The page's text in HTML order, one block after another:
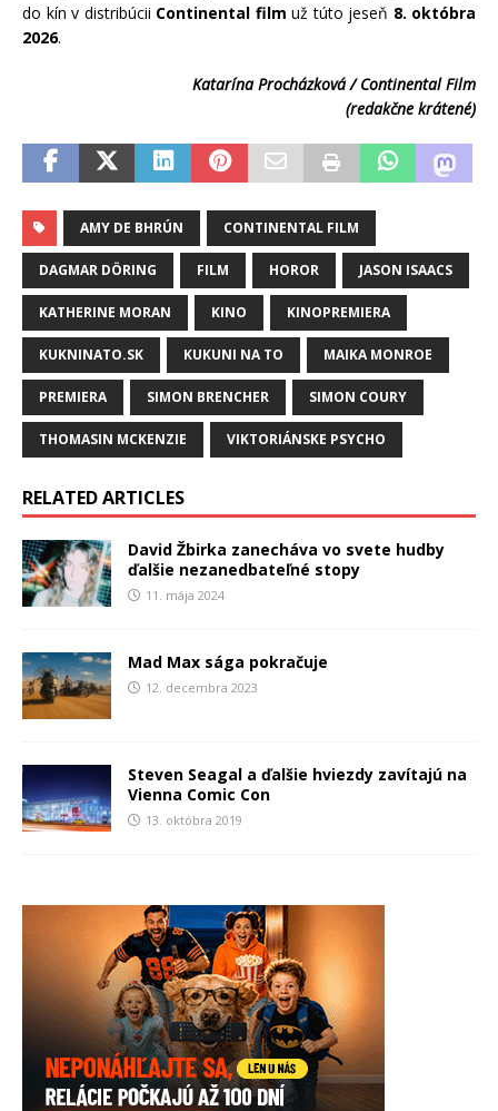
do kín v distribúcii Continental film už túto jeseň 8. októbra
2026.
Katarína Procházková / Continental Film
(redakčne krátené)
AMY DE BHRÚN CONTINENTAL FILM
DAGMAR DÖRING FILM HOROR JASON ISAACS
KATHERINE MORAN KINO KINOPREMIERA
KUKNINATO.SK KUKUNI NA TO MAIKA MONROE
PREMIERA SIMON BRENCHER SIMON COURY
THOMASIN MCKENZIE VIKTORIÁNSKE PSYCHO
RELATED ARTICLES
David Žbirka zanecháva vo svete hudby
ďalšie nezanedbateľné stopy
11. mája 2024
Mad Max sága pokračuje
12. decembra 2023
Steven Seagal a ďalšie hviezdy zavítajú na
Vienna Comic Con
13. októbra 2019